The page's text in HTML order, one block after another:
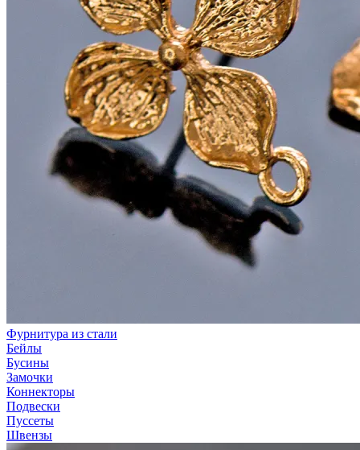
Фурнитура из стали
Бейлы
Бусины
Замочки
Коннекторы
Подвески
Пуссеты
Швензы